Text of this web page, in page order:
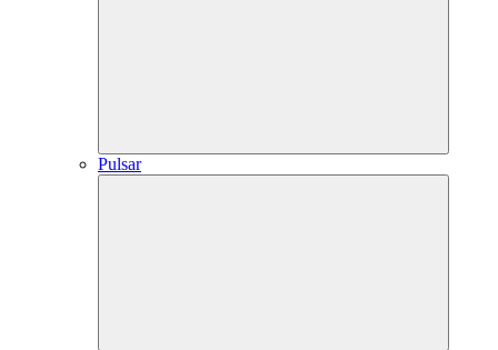
Pulsar